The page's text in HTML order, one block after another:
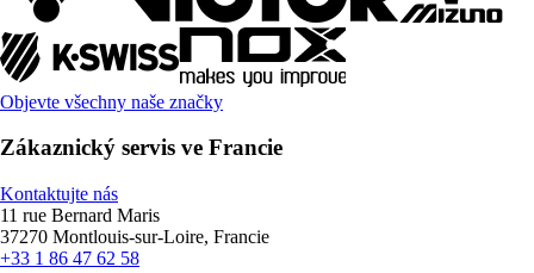
Objevte všechny naše značky
Zákaznický servis ve Francie
Kontaktujte nás
11 rue Bernard Maris
37270 Montlouis-sur-Loire, Francie
+33 1 86 47 62 58